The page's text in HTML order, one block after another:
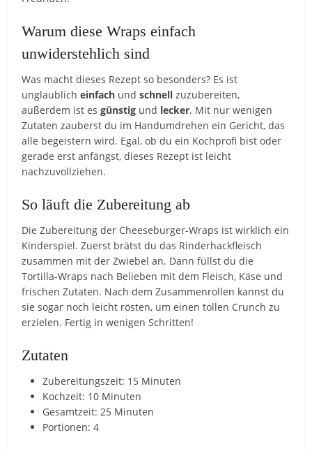
Warum diese Wraps einfach
unwiderstehlich sind
Was macht dieses Rezept so besonders? Es ist
unglaublicheinfach undschnell zuzubereiten,
außerdem ist esgünstig und lecker. Mit nur wenigen
Zutaten zauberst du im Handumdrehen ein Gericht, das
alle begeistern wird. Egal, ob du ein Kochprofi bist oder
gerade erst anfängst, dieses Rezept ist leicht
nachzuvollziehen.
So läuft die Zubereitung ab
Die Zubereitung der Cheeseburger-Wraps ist wirklich ein
Kinderspiel. Zuerst brätst du das Rinderhackfleisch
zusammen mit der Zwiebel an. Dann füllst du die
Tortilla-Wraps nach Belieben mit dem Fleisch, Käse und
frischen Zutaten. Nach dem Zusammenrollen kannst du
sie sogar noch leicht rösten, um einen tollen Crunch zu
erzielen. Fertig in wenigen Schritten!
Zutaten
Zubereitungszeit: 15 Minuten
Kochzeit: 10 Minuten
Gesamtzeit: 25 Minuten
Portionen: 4